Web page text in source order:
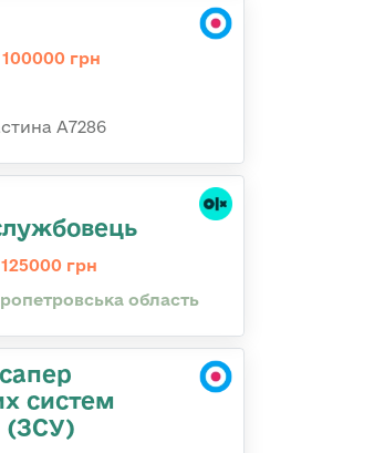
грн
А7286
грн
область
систем
(ЗСУ)